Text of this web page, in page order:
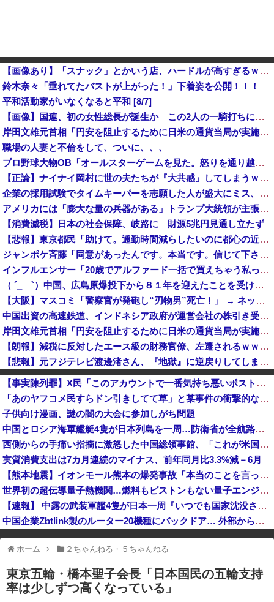
【画像あり】「スナック」とかいう店、ハードルが高すぎるｗｗｗｗｗｗｗ
鈴木奈々「垂れてたバストが上がった！」下着姿を公開！！！
平和活動家がいなくなると平和 [8/7]
【画像】国連、初の女性総長が誕生か この2人の一騎打ちになりそう
岸田文雄元首相「円安を阻止するために日米の通貨当局が実施した為替介入は一時しのぎに過ぎない」
職場の人妻と不倫をして、ついに、、、
プロ野球大物OB「オールスターゲームを見た。怒りを通り越して、あきれ果てた」他
【正論】ナイナイ岡村に世の夫たちが『大共感』してしまうｗｗｗｗｗｗｗｗ
企業の採用試験でタイムキーパーを志願した人が盛大にミス、グループは険悪になりタイムアップとなったが……
アメリカには「膨大な量の兵器がある」トランプ大統領が主張…在庫枯渇の報道受け！
【消費減税】日本の社会保障、岐路に 財源5兆円見通し立たず
【悲報】東京都民「助けて。通勤時間減らしたいのに都心の近くが最低10万払わないと住めないの」
ジャンポケ斉藤「同意があったんです。本当です。信じて下さい」 ←何でこの主張が通らないの？
インフルエンサー「20歳でアルファード一括で買えちゃう私って素敵」
（ ´_ゝ`）中国、広島原爆投下から８１年を迎えたことを受け「日本は原爆被害者の立場で同情を買おうとするのを止めろ」
【大阪】マスコミ「警察官が発砲し“刃物男”死亡！」 → ネットで拡散された現場の無修正動画で衝撃の真相が発覚 → ………
中国出資の高速鉄道、インドネシア政府が運営会社の株引き受けへ [8/6]
岸田文雄元首相「円安を阻止するために日米の通貨当局が実施した為替介入は一時しのぎに過ぎない」
【朗報】減税に反対したエース級の財務官僚、左遷されるｗｗｗｗｗｗ
【悲報】元フジテレビ渡邊渚さん、『地獄』に逆戻りしてしまう・・・・・
【ガチ朗報】関東、もう真夏の暑さが終わるかも
高市首相の熊本視察動画にケチを付けたタレント、「正体バレバレよな」と黒電話の呼び方であっさりと……
【事実陳列罪】X民「このアカウントで一番気持ち悪いポストを教えて」 grok「わざわざ俺を呼んで全ポスト漁らせようとしてるこのポストが一番気持ち悪い」
「あのヤフコメ民すらドン引きしてて草」と某事件の衝撃的な公判が話題に、なんか変な力が働いてんのかってくらい……
子供向け漫画、謎の闇の大会に参加しがち問題
中国とロシア海軍艦艇4隻が日本列島を一周…防衛省が全航路を公開！
西側からの手痛い指摘に激怒した中国総領事館、「これが米国人Youtuberが紹介する本当の中国だ」と動画を公開するも……
実質消費支出は7カ月連続のマイナス、前年同月比3.3%減－6月
【熊本地震】イオンモール熊本の爆発事故「本当のことを言ってほしいですね。隠さずに」遺族語る
世界初の超伝導量子熱機関…燃料もピストンもない量子エンジンが回った！
【速報】 中露の武装軍艦4隻が日本一周『いつでも国家沈没させられるぞ』
中国企業Zbtlink製のルーター20機種にバックドア… 外部から完全制御のおそれ
※アドブロック等の広告非表示プラグインやアドオンを利用している場合、
一部のコンテンツが表示されなくなったり、サイト全体のレイアウトが崩れ
たりする場合があります。
ホーム ２ちゃんねる・５ちゃんねる
東京五輪・橋本聖子会長「日本国民の五輪支持
率は少しずつ高くなっている」